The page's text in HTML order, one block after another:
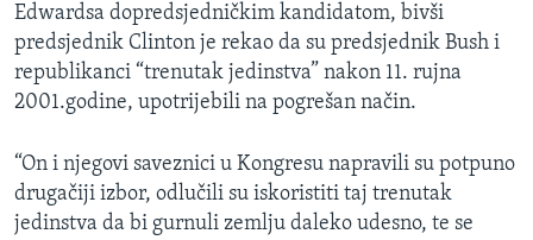
O GLASU AMERIKE
Learning English
PRATITE NAS
Edwardsa dopredsjedničkim kandidatom, bivši
predsjednik Clinton je rekao da su predsjednik Bush i
republikanci “trenutak jedinstva” nakon 11. rujna
2001.godine, upotrijebili na pogrešan način.
“On i njegovi saveznici u Kongresu napravili su potpuno
drugačiji izbor, odlučili su iskoristiti taj trenutak
jedinstva da bi gurnuli zemlju daleko udesno, te se